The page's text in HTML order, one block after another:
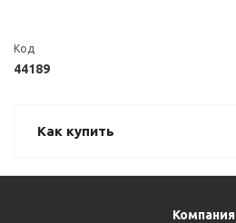
Код
44189
Как купить
Компания